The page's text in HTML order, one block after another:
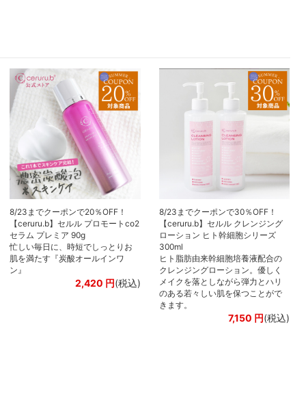
8/23までクーポンで20％OFF！
【ceruru.b】セルル プロモートco2
セラム プレミア 90g
忙しい毎日に、時短でしっとりお
肌を満たす『炭酸オールインワ
ン』
2,420 円(税込)
8/23までクーポンで30％OFF！
【ceruru.b】セルル クレンジング
ローション ヒト幹細胞シリーズ
300ml
ヒト脂肪由来幹細胞培養液配合の
クレンジングローション。優しく
メイクを落としながら弾力とハリ
のある若々しい肌を保つことがで
きます。
7,150 円(税込)